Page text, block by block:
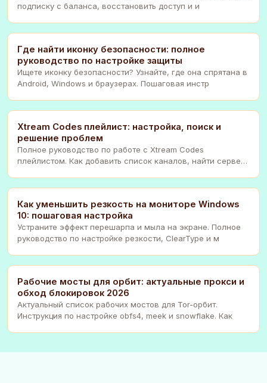
подписку с баланса, восстановить доступ и и
Где найти иконку безопасности: полное
руководство по настройке защиты
Ищете иконку безопасности? Узнайте, где она спрятана в
Android, Windows и браузерах. Пошаговая инстр
Xtream Codes плейлист: настройка, поиск и
решение проблем
Полное руководство по работе с Xtream Codes
плейлистом. Как добавить список каналов, найти сервер
Как уменьшить резкость на мониторе Windows
10: пошаговая настройка
Устраните эффект перешарпа и мыла на экране. Полное
руководство по настройке резкости, ClearType и м
Рабочие мосты для орбит: актуальные прокси и
обход блокировок 2026
Актуальный список рабочих мостов для Tor-орбит.
Инструкция по настройке obfs4, meek и snowflake. Как